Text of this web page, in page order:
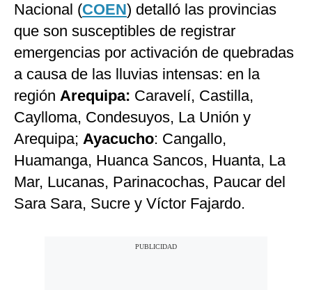
Nacional (COEN) detalló las provincias
que son susceptibles de registrar
emergencias por activación de quebradas
a causa de las lluvias intensas: en la
región Arequipa: Caravelí, Castilla,
Caylloma, Condesuyos, La Unión y
Arequipa; Ayacucho: Cangallo,
Huamanga, Huanca Sancos, Huanta, La
Mar, Lucanas, Parinacochas, Paucar del
Sara Sara, Sucre y Víctor Fajardo.